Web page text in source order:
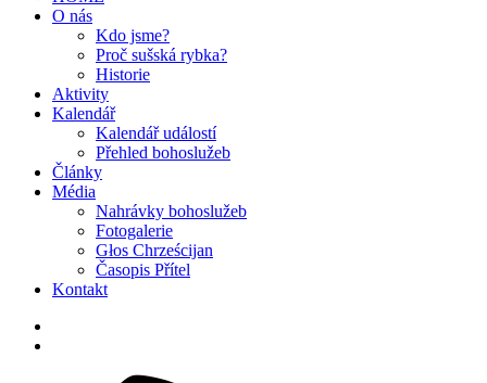
O nás
Kdo jsme?
Proč sušská rybka?
Historie
Aktivity
Kalendář
Kalendář událostí
Přehled bohoslužeb
Články
Média
Nahrávky bohoslužeb
Fotogalerie
Głos Chrześcijan
Časopis Přítel
Kontakt